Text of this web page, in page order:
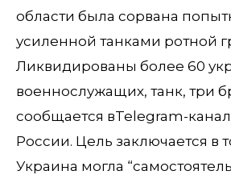
области была сорвана
усиленной танками ротной
Ликвидированы более 60
военнослужащих, танк, три
сообщается вTelegram-
России. Цель заключается в
Украина могла